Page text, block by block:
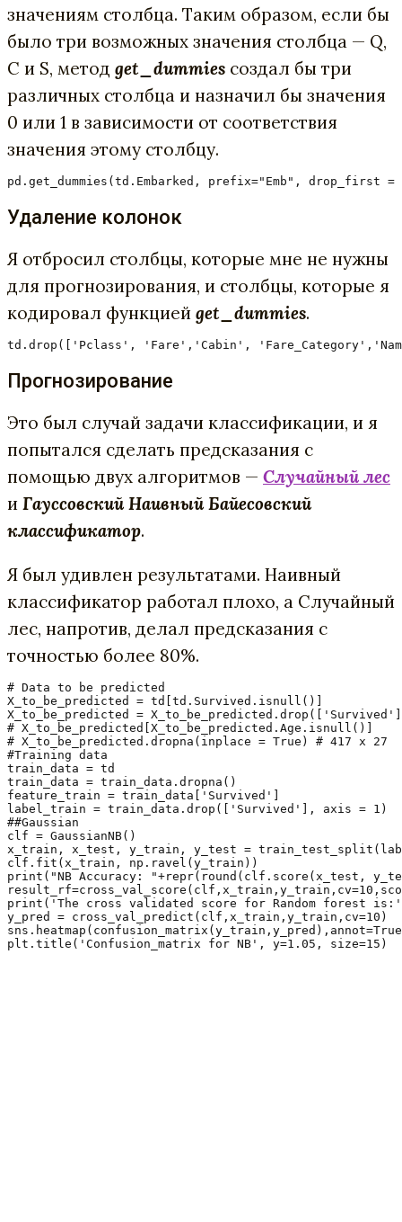
значениям столбца. Таким образом, если бы
было три возможных значения столбца — Q,
C и S, метод get_dummies создал бы три
различных столбца и назначил бы значения
0 или 1 в зависимости от соответствия
значения этому столбцу.
pd.get_dummies(td.Embarked, prefix="Emb", drop_first =
Удаление колонок
Я отбросил столбцы, которые мне не нужны
для прогнозирования, и столбцы, которые я
кодировал функцией get_dummies.
td.drop(['Pclass', 'Fare','Cabin',
Прогнозирование
Это был случай задачи классификации, и я
попытался сделать предсказания с
помощью двух алгоритмов — Случайный лес
и Гауссовский Наивный Байесовский
классификатор.
Я был удивлен результатами. Наивный
классификатор работал плохо, а Случайный
лес, напротив, делал предсказания с
точностью более 80%.
# Data to be predicted
X_to_be_predicted = td[td.Survived.isnull()]
X_to_be_predicted =
# X_to_be_predicted[X_to_be_predicted.Age.isnull()]
# X_to_be_predicted.dropna(inplace = True) # 417 x 27
#Training data
train_data = td
train_data = train_data.dropna()
feature_train = train_data['Survived']
label_train = train_data.drop(['Survived'], axis = 1)
##Gaussian
clf = GaussianNB()
x_train, x_test, y_train, y_test =
clf.fit(x_train, np.ravel(y_train))
print("NB Accuracy: "+repr(round(clf.score(x_test,
print('The cross validated score for Random forest
y_pred = cross_val_predict(clf,x_train,y_train,cv=10)
plt.title('Confusion_matrix for NB', y=1.05, size=15)